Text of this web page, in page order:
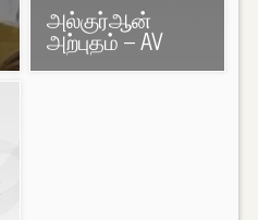
அல்குர்ஆன்
அற்புதம் – AV